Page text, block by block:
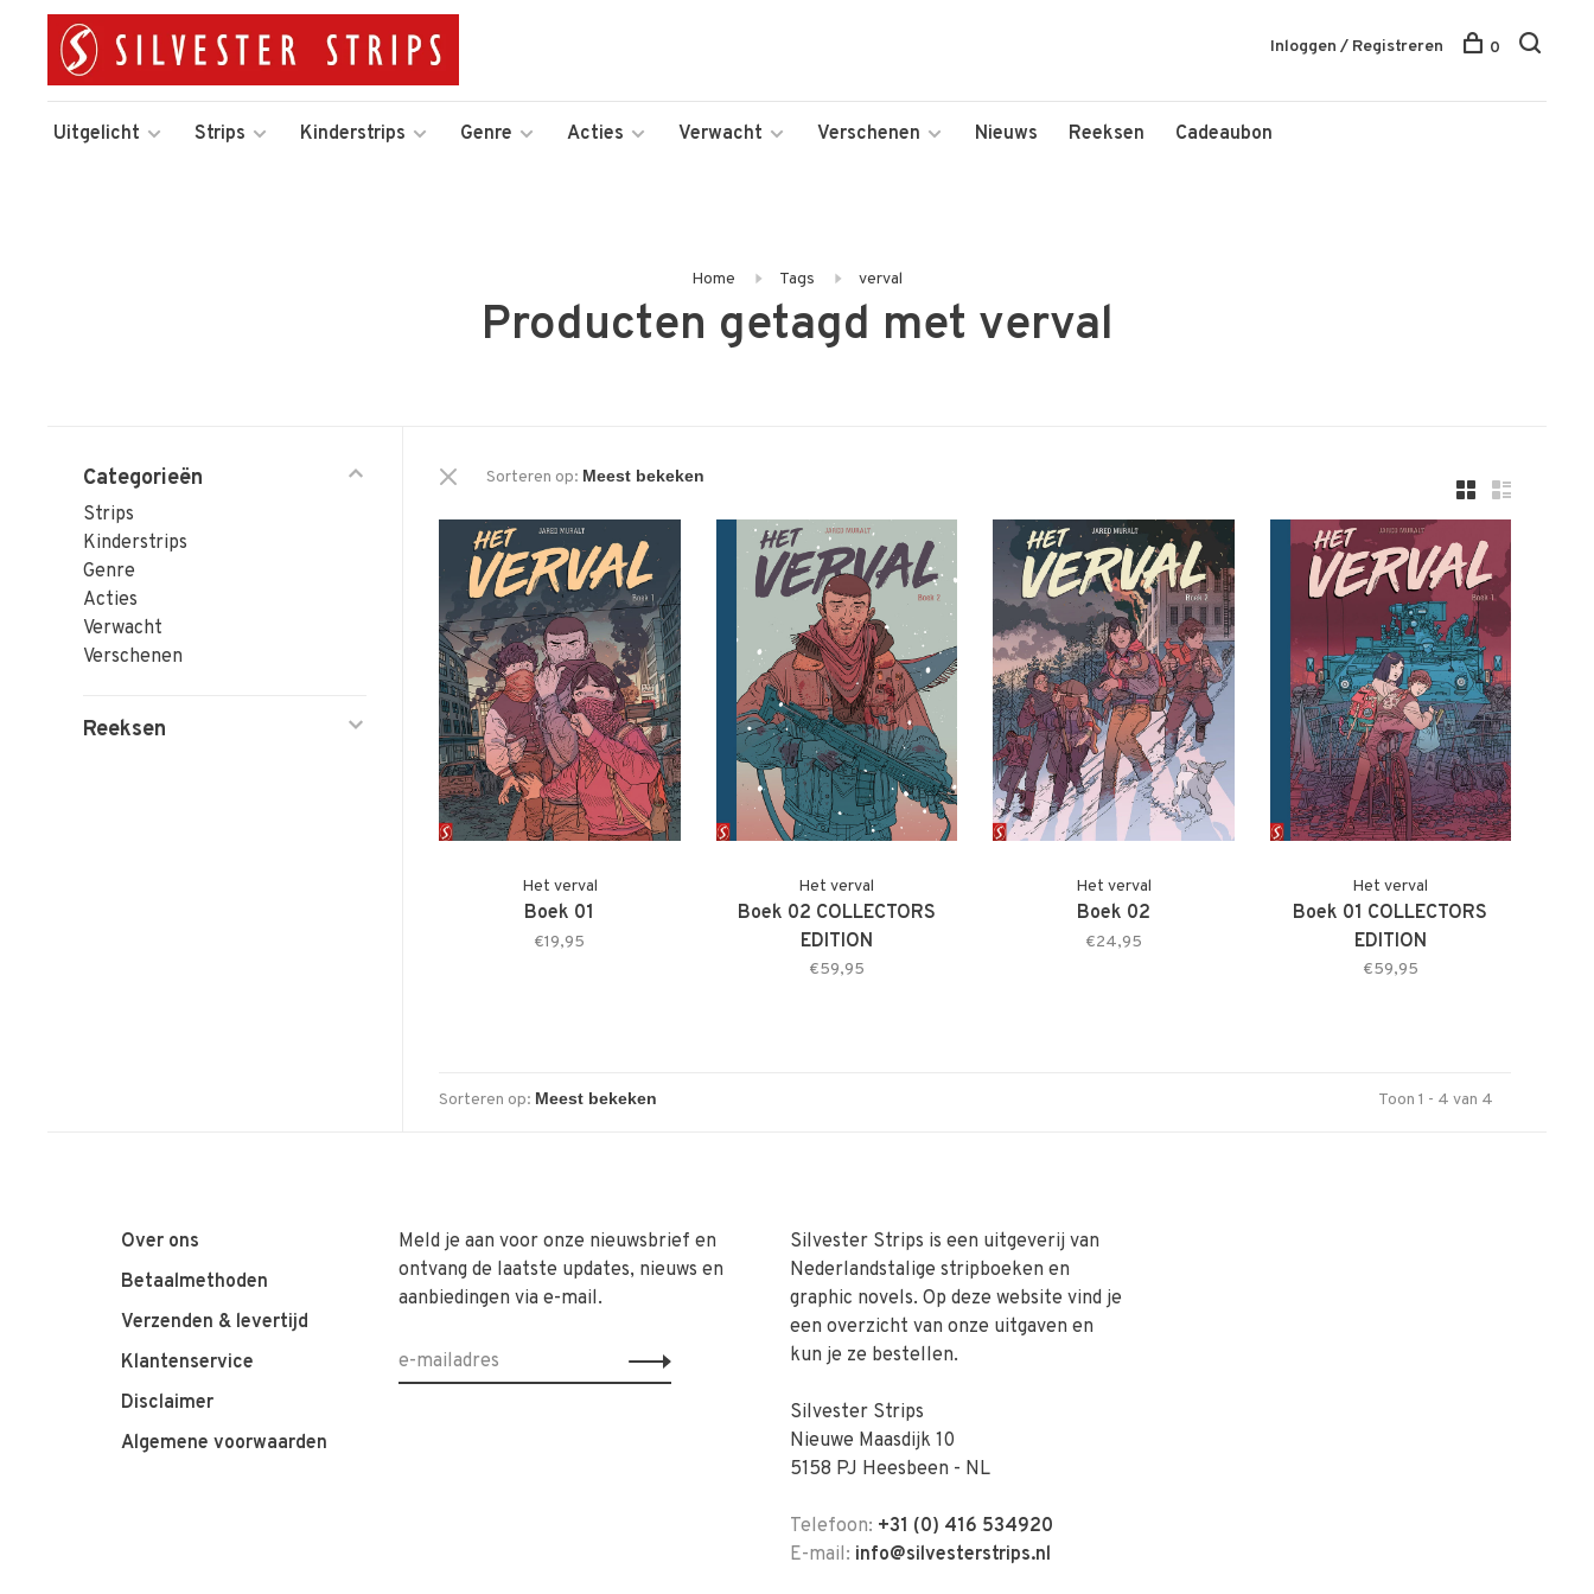
Uitgelicht Strips Kinderstrips Genre Acties Verwacht Verschenen Nieuws Reeksen Cadeaubon
Inloggen / Registreren 0
Home Tags verval
Producten getagd met verval
Categorieën
Strips
Kinderstrips
Genre
Acties
Verwacht
Verschenen
Reeksen
Sorteren op:
Het verval
Boek 01
€19,95
Het verval
Boek 02 COLLECTORS
EDITION
€59,95
Het verval
Boek 02
€24,95
Het verval
Boek 01 COLLECTORS
EDITION
€59,95
Sorteren op: Toon 1 - 4 van 4
Over ons
Betaalmethoden
Verzenden & levertijd
Klantenservice
Disclaimer
Algemene voorwaarden
Meld je aan voor onze nieuwsbrief en
ontvang de laatste updates, nieuws en
aanbiedingen via e-mail.
Silvester Strips is een uitgeverij van
Nederlandstalige stripboeken en
graphic novels. Op deze website vind je
een overzicht van onze uitgaven en
kun je ze bestellen.
Silvester Strips
Nieuwe Maasdijk 10
5158 PJ Heesbeen - NL
Telefoon: +31 (0) 416 534920
E-mail: info@silvesterstrips.nl